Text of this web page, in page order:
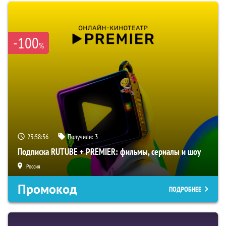
-100%
23:58:56 Получили: 3
Подписка RUTUBE + PREMIER: фильмы, сериалы и шоу
Россия
Промокод ПОДРОБНЕЕ